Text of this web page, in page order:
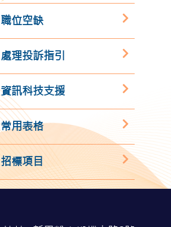
職位空缺
處理投訴指引
資訊科技支援
常用表格
招標項目